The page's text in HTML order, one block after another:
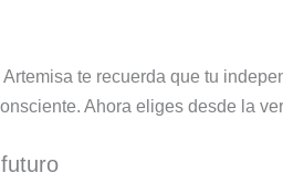
te recuerda que tu
Ahora eliges desde la